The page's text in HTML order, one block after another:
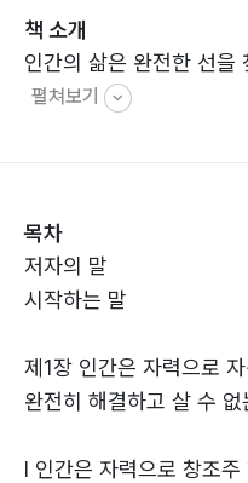
책 소개
인간의 삶은 완전한 선을
펼쳐보기
목차
저자의 말
시작하는 말
제1장 인간은 자력으로
완전히 해결하고 살 수
Ⅰ 인간은 자력으로 창조